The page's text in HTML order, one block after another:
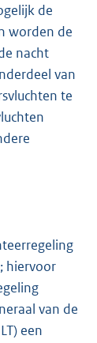
de
worden de
nacht
van
te
hiervoor
van de
een